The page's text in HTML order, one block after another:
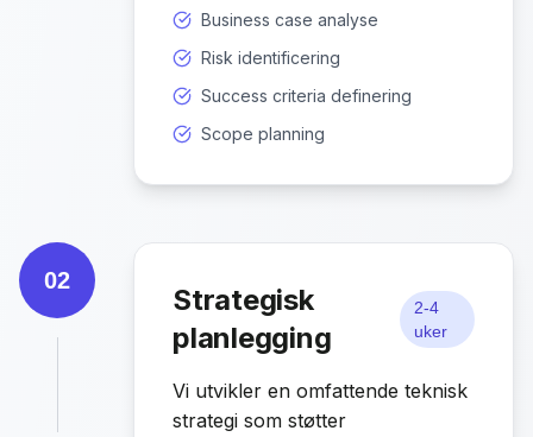
Business case analyse
Risk identificering
Success criteria definering
Scope planning
02
Strategisk
planlegging
2-4
uker
Vi utvikler en omfattende teknisk
strategi som støtter